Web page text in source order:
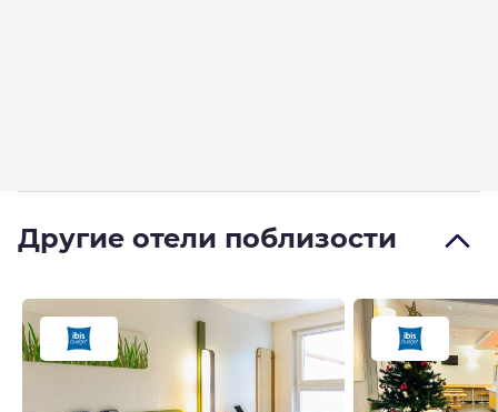
Другие отели поблизости